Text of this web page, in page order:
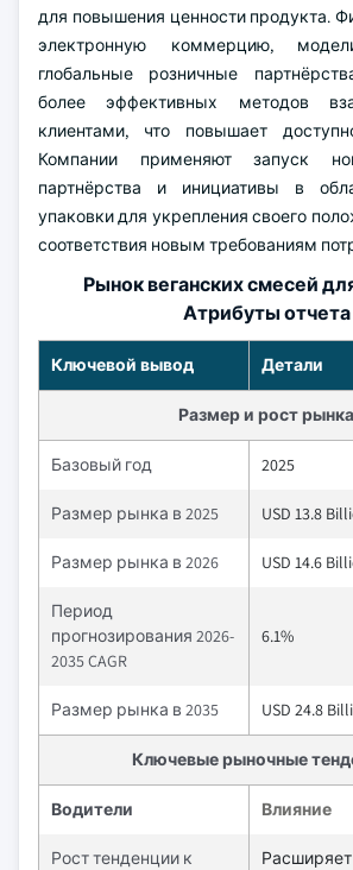
для повышения ценности продукта.
электронную коммерцию,
глобальные розничные
более эффективных методов
клиентами, что повышает
Компании применяют запуск
партнёрства и инициативы в
упаковки для укрепления своего
соответствия новым требованиям
Рынок веганских смесей
Атрибуты отчета
Ключевой вывод Детали
Размер и рост рынка
Базовый год 2025
Размер рынка в 2025 USD 13.8
Размер рынка в 2026 USD 14.6
Период
прогнозирования 2026-
2035 CAGR
6.1%
Размер рынка в 2035 USD 24.8
Ключевые рыночные
Водители Влияние
Рост тенденции к
Расширяет